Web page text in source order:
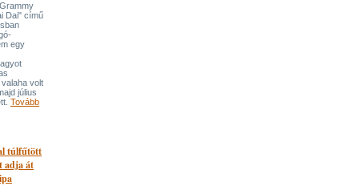
Dai" című
egy
volt
július
Tovább
túlfűtött
adja át